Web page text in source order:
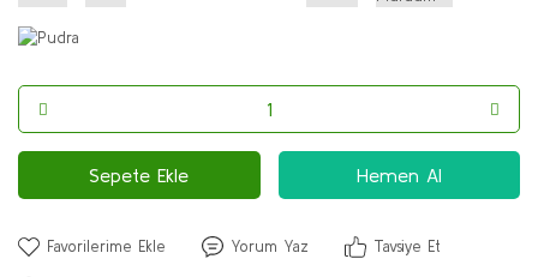
Sepete Ekle Hemen Al
Yorum Yaz Tavsiye Et